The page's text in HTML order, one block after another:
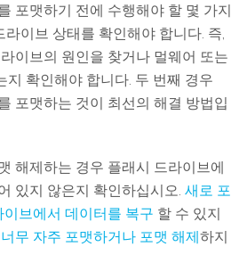
포맷하기 전에 수행해야 할 몇 가지
라이브 상태를 확인해야 합니다. 즉,
이브의 원인을 찾거나 멀웨어 또는
지 확인해야 합니다. 두 번째 경우
포맷하는 것이 최선의 해결 방법입
해제하는 경우 플래시 드라이브에
있지 않은지 확인하십시오. 새로 포
브에서 데이터를 복구 할 수 있지
무 자주 포맷하거나 포맷 해제하지